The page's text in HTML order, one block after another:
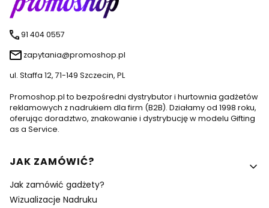
91 404 0557
zapytania@promoshop.pl
ul. Staffa 12, 71-149 Szczecin, PL
Promoshop.pl to bezpośredni dystrybutor i hurtownia gadżetów
reklamowych z nadrukiem dla firm (B2B). Działamy od 1998 roku,
oferując doradztwo, znakowanie i dystrybucję w modelu Gifting
as a Service.
Linki w stopce
JAK ZAMÓWIĆ?
Jak zamówić gadżety?
Wizualizacje Nadruku